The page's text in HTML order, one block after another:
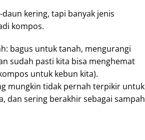
kering, tapi banyak jenis
kompos.
bagus untuk tanah, mengurangi
sudah pasti kita bisa menghemat
untuk kebun kita).
mungkin tidak pernah terpikir untuk
dan sering berakhir sebagai sampah